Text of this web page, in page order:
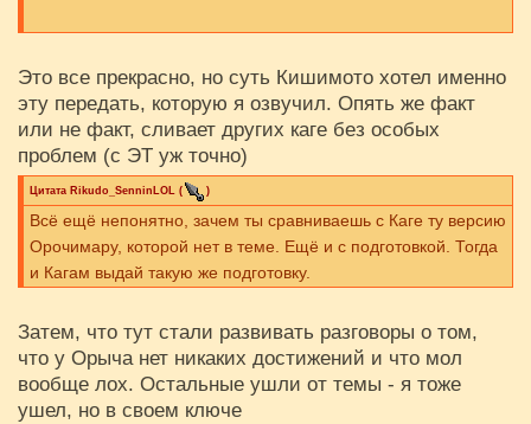
- Репутацию можно получить, будучи в прайме, например.
Это не означает, что старый Хирузен до сих пор
соответствует этой репутации.
Это все прекрасно, но суть Кишимото хотел именно
эту передать, которую я озвучил. Опять же факт
или не факт, сливает других каге без особых
проблем (с ЭТ уж точно)
Цитата Rikudo_SenninLOL ( )
Всё ещё непонятно, зачем ты сравниваешь с Каге ту версию
Орочимару, которой нет в теме. Ещё и с подготовкой. Тогда
и Кагам выдай такую же подготовку.
Затем, что тут стали развивать разговоры о том,
что у Орыча нет никаких достижений и что мол
вообще лох. Остальные ушли от темы - я тоже
ушел, но в своем ключе